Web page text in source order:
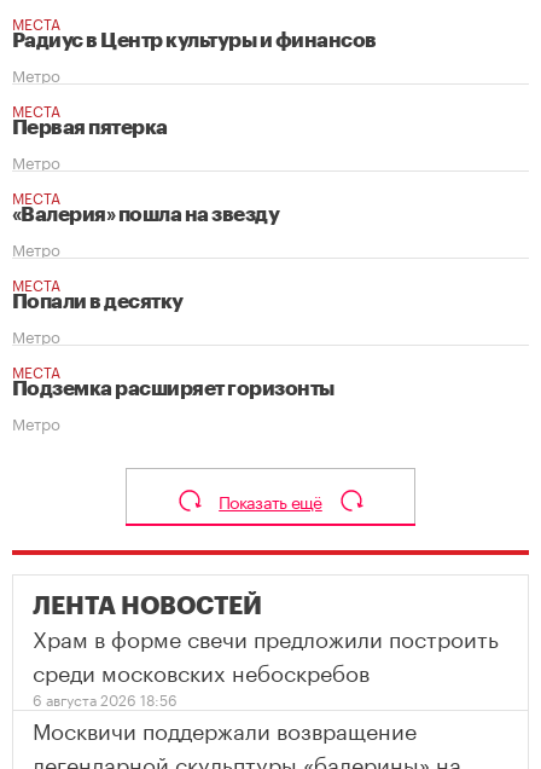
МЕСТА
Радиус в Центр культуры и финансов
Метро
МЕСТА
Первая пятерка
Метро
МЕСТА
«Валерия» пошла на звезду
Метро
МЕСТА
Попали в десятку
Метро
МЕСТА
Подземка расширяет горизонты
Метро
Показать ещё
ЛЕНТА НОВОСТЕЙ
Храм в форме свечи предложили построить
среди московских небоскребов
6 августа 2026 18:56
Москвичи поддержали возвращение
легендарной скульптуры «балерины» на